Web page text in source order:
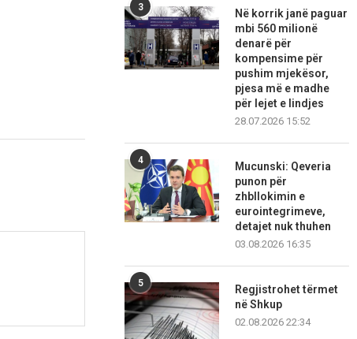
3
Në korrik janë paguar
mbi 560 milionë
denarë për
kompensime për
pushim mjekësor,
pjesa më e madhe
për lejet e lindjes
28.07.2026 15:52
4
Mucunski: Qeveria
punon për
zhbllokimin e
eurointegrimeve,
detajet nuk thuhen
03.08.2026 16:35
5
Regjistrohet tërmet
në Shkup
02.08.2026 22:34